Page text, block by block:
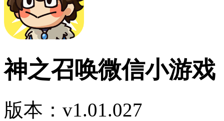
神之召唤微信小游戏
版本：v1.01.027